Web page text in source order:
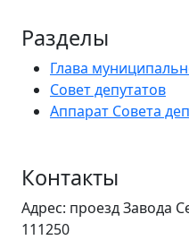
Разделы
Глава
Совет депутатов
Аппарат Совета
Контакты
Адрес: проезд Завода
111250